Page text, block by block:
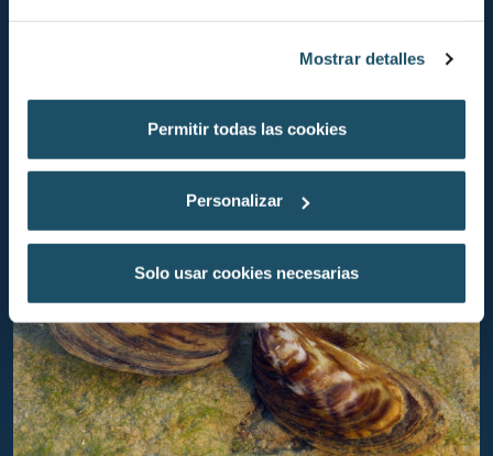
Mostrar detalles
Permitir todas las cookies
Personalizar
Solo usar cookies necesarias
ha comportat una alta depredació d’espècies
locals que a la llarga es poden traduir en
extincions locals.